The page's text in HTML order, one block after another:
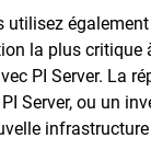
la plus critique
PI Server. La
Server, ou un
infrastructure